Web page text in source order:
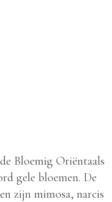
Bloemig Oriëntaals
gele bloemen. De
zijn mimosa, narcis